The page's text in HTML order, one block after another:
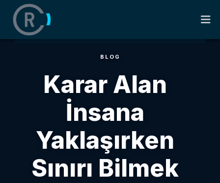
KITAPLAR
SÖZLER
BLOG
BLOG
Karar Alan
İnsana
Yaklaşırken
Sınırı Bilmek